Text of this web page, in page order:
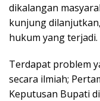
dikalangan
kunjung
hukum yang terjadi.
Terdapat problem
secara ilmiah;
Keputusan Bupati